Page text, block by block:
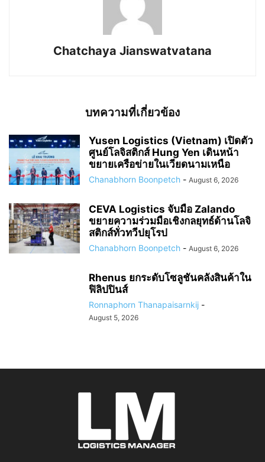
Chatchaya Jianswatvatana
บทความที่เกี่ยวข้อง
Yusen Logistics (Vietnam) เปิดตัว
ศูนย์โลจิสติกส์ Hung Yen เดินหน้า
ขยายเครือข่ายในเวียดนามเหนือ
Chanabhorn Boonpetch - August 6, 2026
CEVA Logistics จับมือ Zalando
ขยายความร่วมมือเชิงกลยุทธ์ด้านโลจิ
สติกส์ทั่วทวีปยุโรป
Chanabhorn Boonpetch - August 6, 2026
Rhenus ยกระดับโซลูชันคลังสินค้าใน
ฟิลิปปินส์
Ronnaphorn Thanapaisarnkij -
August 5, 2026